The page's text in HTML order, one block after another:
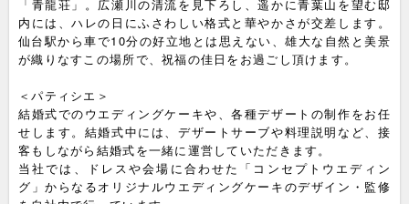
「青龍荘」。広瀬川の清流を見下ろし、遥かに青葉山を望む邸
内には、ハレの日にふさわしい格式と華やかさが交差します。
仙台駅から車で10分の好立地とは思えない、雄大な自然と美景
が織りなすこの場所で、祝福の佳日をお過ごし頂けます。
＜パティシエ＞
結婚式でのウエディングケーキや、各種デザートの制作をお任
せします。結婚式中には、デザートサーブや料理説明など、接
客もしながら結婚式を一緒に運営していただきます。
当社では、ドレスや会場に合わせた「コンセプトウエディン
グ」からなるオリジナルウエディングケーキのデザイン・監修